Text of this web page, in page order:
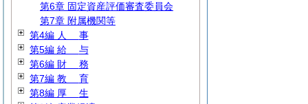
第6章 固定資産評価審査委員会
第7章 附属機関等
第4編 人 事
第5編 給 与
第6編 財 務
第7編 教 育
第8編 厚 生